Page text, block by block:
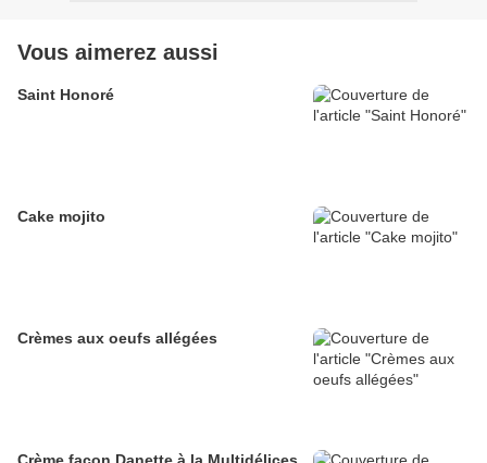
Vous aimerez aussi
Saint Honoré
Cake mojito
Crèmes aux oeufs allégées